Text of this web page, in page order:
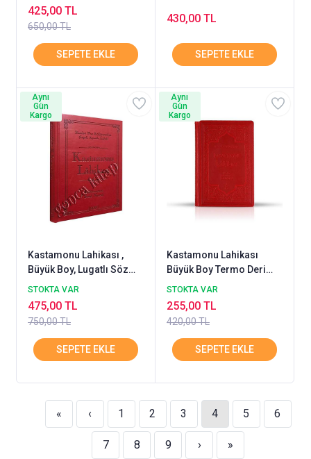
650,00 TL
425,00 TL
430,00 TL
Kastamonu Lahikası ,
Büyük Boy, Lugatlı Söz
basım
STOKTA VAR
750,00 TL
475,00 TL
Aynı
Gün
Kargo
Kastamonu Lahikası
Büyük Boy Termo Deri
RNK
STOKTA VAR
420,00 TL
255,00 TL
Aynı
Gün
Kargo
« ‹ 1 2 3 4 5 6
7 8 9 › »